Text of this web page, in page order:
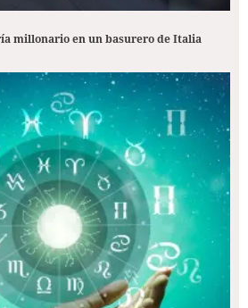
millonario en un basurero de Italia